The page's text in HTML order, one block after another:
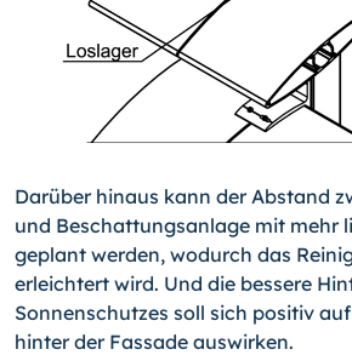
Darüber hinaus kann der Abstand
und Beschattungsanlage mit mehr
geplant werden, wodurch das
erleichtert wird. Und die bessere
Sonnenschutzes soll sich positiv
hin­ter der Fassade auswirken.